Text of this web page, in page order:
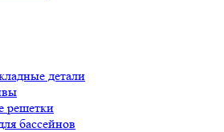
детали
решетки
бассейнов